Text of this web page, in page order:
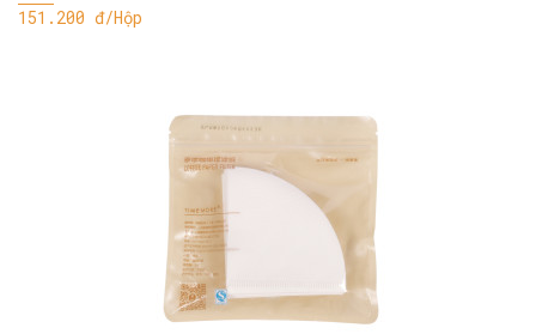
151.200 đ/Hộp